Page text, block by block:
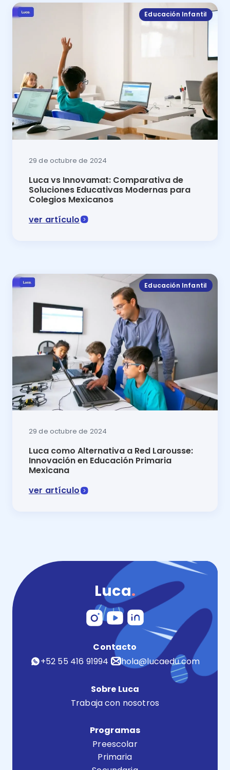
Educación Infantil
29 de octubre de 2024
Luca vs Innovamat: Comparativa de
Soluciones Educativas Modernas para
Colegios Mexicanos
ver artículo
Educación Infantil
29 de octubre de 2024
Luca como Alternativa a Red Larousse:
Innovación en Educación Primaria
Mexicana
ver artículo
Luca.
Contacto
+52 55 416 91994
hola@lucaedu.com
Sobre Luca
Trabaja con nosotros
Programas
Preescolar
Primaria